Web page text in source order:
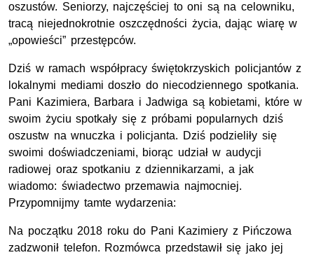
oszustów. Seniorzy, najczęściej to oni są na celowniku,
tracą niejednokrotnie oszczędności życia, dając wiarę w
„opowieści” przestępców.
Dziś w ramach współpracy świętokrzyskich policjantów z
lokalnymi mediami doszło do niecodziennego spotkania.
Pani Kazimiera, Barbara i Jadwiga są kobietami, które w
swoim życiu spotkały się z próbami popularnych dziś
oszustw na wnuczka i policjanta. Dziś podzieliły się
swoimi doświadczeniami, biorąc udział w audycji
radiowej oraz spotkaniu z dziennikarzami, a jak
wiadomo: świadectwo przemawia najmocniej.
Przypomnijmy tamte wydarzenia:
Na początku 2018 roku do Pani Kazimiery z Pińczowa
zadzwonił telefon. Rozmówca przedstawił się jako jej